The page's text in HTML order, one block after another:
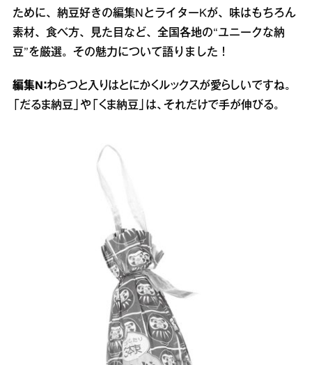
ために、納豆好きの編集NとライターKが、味はもちろん
素材、食べ方、見た目など、全国各地の“ユニークな納
豆”を厳選。その魅力について語りました！
編集N：わらつと入りはとにかくルックスが愛らしいですね。
「だるま納豆」や「くま納豆」は、それだけで手が伸びる。